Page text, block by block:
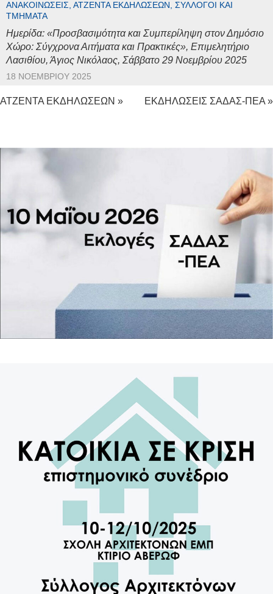
ΑΝΑΚΟΙΝΏΣΕΙΣ, ΑΤΖΈΝΤΑ ΕΚΔΗΛΏΣΕΩΝ, ΣΎΛΛΟΓΟΙ ΚΑΙ
ΤΜΉΜΑΤΑ
Ημερίδα: «Προσβασιμότητα και Συμπερίληψη στον Δημόσιο
Χώρο: Σύγχρονα Αιτήματα και Πρακτικές», Επιμελητήριο
Λασιθίου, Άγιος Νικόλαος, Σάββατο 29 Νοεμβρίου 2025
18 ΝΟΕΜΒΡΊΟΥ 2025
ΑΤΖΕΝΤΑ ΕΚΔΗΛΩΣΕΩΝ » ΕΚΔΗΛΩΣΕΙΣ ΣΑΔΑΣ-ΠΕΑ »